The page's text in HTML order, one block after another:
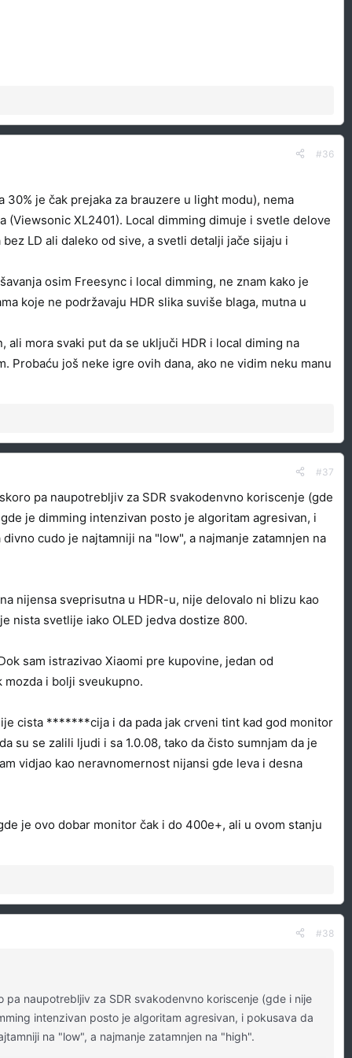
#36
je čak prejaka za brauzere u light modu), nema
XL2401). Local dimming dimuje i svetle delove
LD ali daleko od sive, a svetli detalji jače sijaju i
osim Freesync i local dimming, ne znam kako je
koje ne podržavaju HDR slika suviše blaga, mutna u
mora svaki put da se uključi HDR i local diming na
Probaću još neke igre ovih dana, ako ne vidim neku manu
#37
pa naupotrebljiv za SDR svakodenvno koriscenje (gde
je dimming intenzivan posto je algoritam agresivan, i
cudo je najtamniji na "low", a najmanje zatamnjen na
nijensa sveprisutna u HDR-u, nije delovalo ni blizu kao
nista svetlije iako OLED jedva dostize 800.
sam istrazivao Xiaomi pre kupovine, jedan od
i bolji sveukupno.
cista *******cija i da pada jak crveni tint kad god monitor
su se zalili ljudi i sa 1.0.08, tako da čisto sumnjam da je
vidjao kao neravnomernost nijansi gde leva i desna
je ovo dobar monitor čak i do 400e+, ali u ovom stanju
#38
naupotrebljiv za SDR svakodenvno koriscenje (gde i nije
intenzivan posto je algoritam agresivan, i pokusava da
na "low", a najmanje zatamnjen na "high".